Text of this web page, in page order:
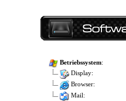
Betriebssystem:
Display:
Browser:
Mail: